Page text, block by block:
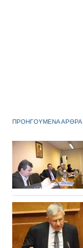
ΠΡΟΗΓΟΥΜΕΝΑ ΑΡΘΡΑ